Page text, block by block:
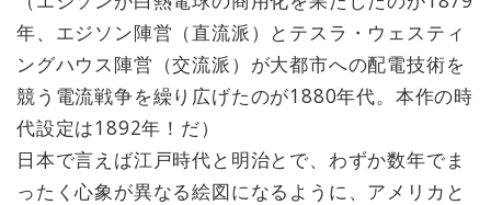
年、エジソン陣営（直流派）とテスラ・ウェスティ
ングハウス陣営（交流派）が大都市への配電技術を
競う電流戦争を繰り広げたのが1880年代。本作の時
代設定は1892年！だ）
日本で言えば江戸時代と明治とで、わずか数年でま
ったく心象が異なる絵図になるように、アメリカと